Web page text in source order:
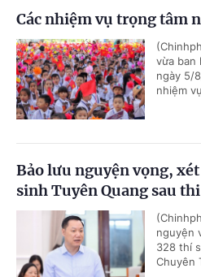
Các nhiệm vụ trọng tâm
vừa ban
ngày 5/
nhiệm
Bảo lưu nguyện vọng,
sinh Tuyên Quang sau
nguyện
328 thí
Chuyên